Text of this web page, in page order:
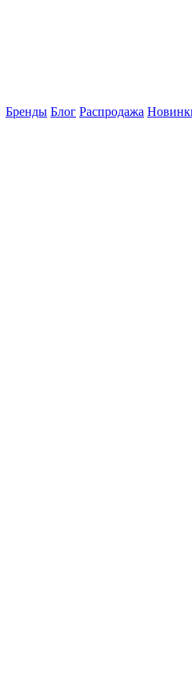
Бренды Блог Распродажа